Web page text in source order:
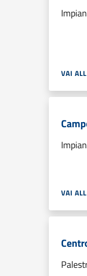
VAI
VAI